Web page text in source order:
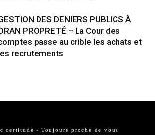
DES DENIERS PUBLICS À
PROPRETÉ – La Cour des
passe au crible les achats et
recrutements
certitude - Toujours proche de vous